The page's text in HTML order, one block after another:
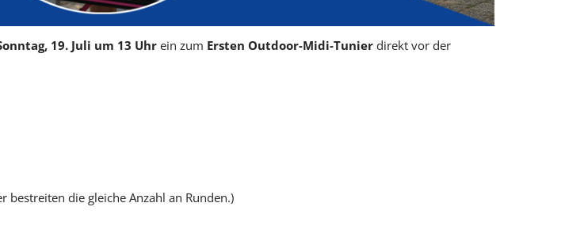
19. Juli um 13 Uhr ein zum Ersten Outdoor-Midi-Tunier direkt vor der
bestreiten die gleiche Anzahl an Runden.)